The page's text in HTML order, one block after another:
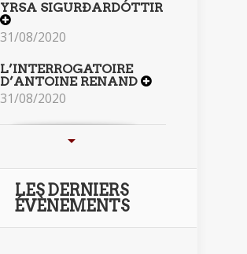
YRSA SIGURÐARDÓTTIR
31/08/2020
L’INTERROGATOIRE
D’ANTOINE RENAND
31/08/2020
LES DERNIERS
ÉVÈNEMENTS